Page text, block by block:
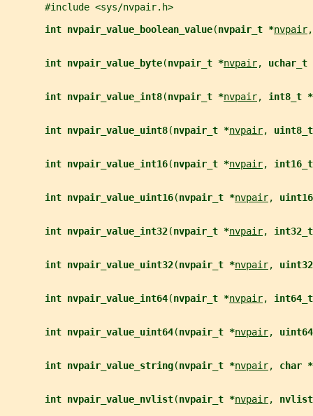
       #include <sys/nvpair.h>
int nvpair_value_boolean_value(nvpair_t *nvpair
int nvpair_value_byte(nvpair_t *nvpair, uchar_t
int nvpair_value_int8(nvpair_t *nvpair, int8_t *
int nvpair_value_uint8(nvpair_t *nvpair,
int nvpair_value_int16(nvpair_t *nvpair,
int nvpair_value_uint16(nvpair_t *nvpair,
int nvpair_value_int32(nvpair_t *nvpair,
int nvpair_value_uint32(nvpair_t *nvpair,
int nvpair_value_int64(nvpair_t *nvpair,
int nvpair_value_uint64(nvpair_t *nvpair,
int nvpair_value_string(nvpair_t *nvpair, char
int nvpair_value_nvlist(nvpair_t *nvpair,